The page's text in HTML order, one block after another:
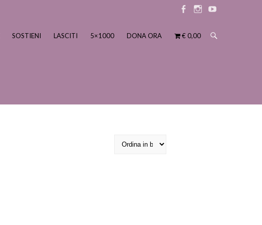
ElementoElemento
SOSTIENI LASCITI 5×1000 DONA ORA € 0,00